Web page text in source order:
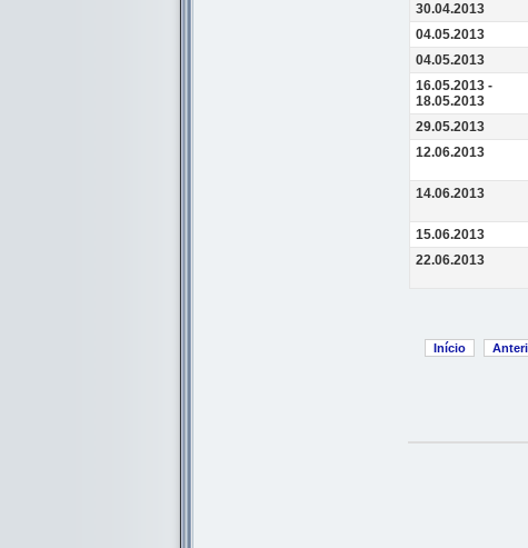
30.04.2013
04.05.2013
04.05.2013
16.05.2013 -
18.05.2013
29.05.2013
12.06.2013
14.06.2013
15.06.2013
22.06.2013
Início